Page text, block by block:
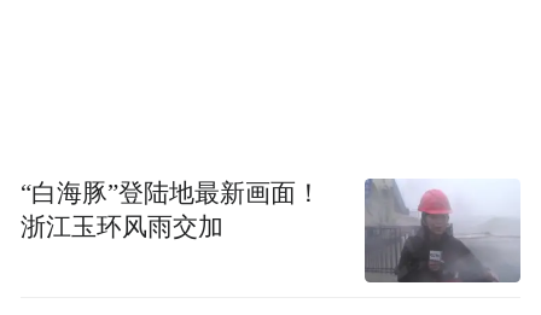
“白海豚”登陆地最新画面！
浙江玉环风雨交加